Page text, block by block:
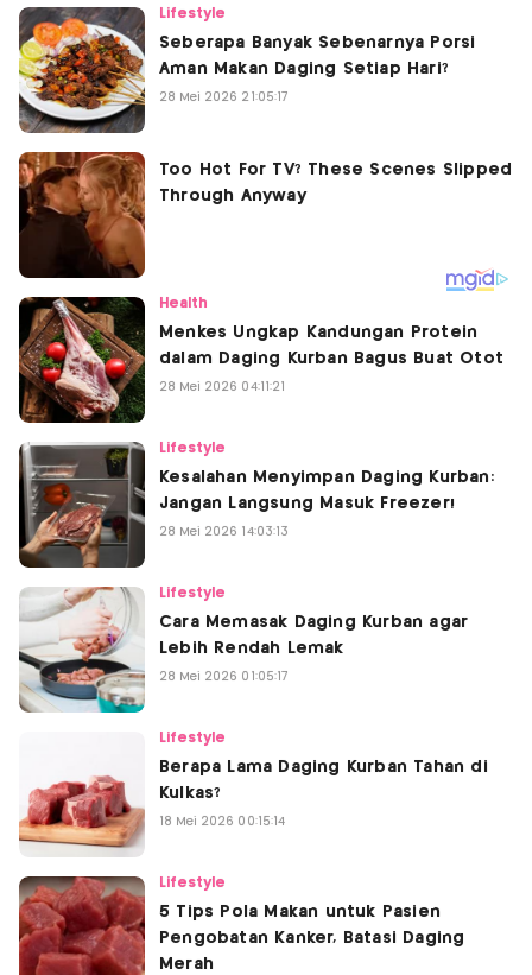
Lifestyle
Seberapa Banyak Sebenarnya Porsi
Aman Makan Daging Setiap Hari?
28 Mei 2026 21:05:17
Health
Menkes Ungkap Kandungan Protein
dalam Daging Kurban Bagus Buat Otot
28 Mei 2026 04:11:21
Lifestyle
Kesalahan Menyimpan Daging Kurban:
Jangan Langsung Masuk Freezer!
28 Mei 2026 14:03:13
Lifestyle
Cara Memasak Daging Kurban agar
Lebih Rendah Lemak
28 Mei 2026 01:05:17
Lifestyle
Berapa Lama Daging Kurban Tahan di
Kulkas?
18 Mei 2026 00:15:14
Lifestyle
5 Tips Pola Makan untuk Pasien
Pengobatan Kanker, Batasi Daging
Merah